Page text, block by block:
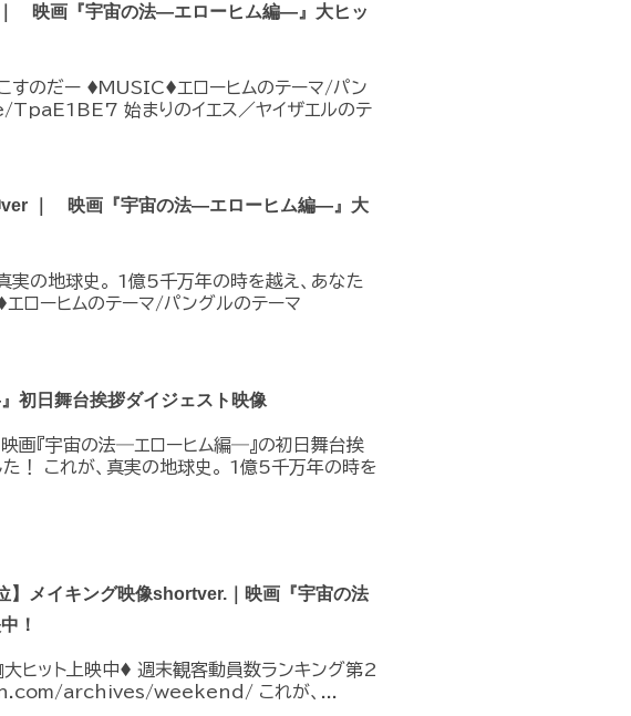
｜ 映画『宇宙の法―エローヒム編―』大ヒッ
すのだー ♦︎MUSIC♦︎エローヒムのテーマ/パン
始まりのイエス／ヤイザエルのテ
ver ｜ 映画『宇宙の法―エローヒム編―』大
実の地球史。 1億5千万年の時を越え、あなた
ーヒムのテーマ/パングルのテーマ
初日舞台挨拶ダイジェスト映像
『宇宙の法―エローヒム編―』の初日舞台挨
！ これが、真実の地球史。 1億5千万年の時を
】メイキング映像shortver.｜映画『宇宙の法
！
ヒット上映中♦︎ 週末観客動員数ランキング第2
archives/weekend/ これが、...